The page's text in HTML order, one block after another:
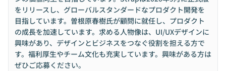
をリリースし、グローバルスタンダードなプロダクト開発を
目指しています。曽根原春樹氏が顧問に就任し、プロダクト
の成長を加速しています。求める人物像は、UI/UXデザインに
興味があり、デザインとビジネスをつなぐ役割を担える方で
す。福利厚生やチーム文化も充実しています。興味がある方は
ぜひご応募ください。